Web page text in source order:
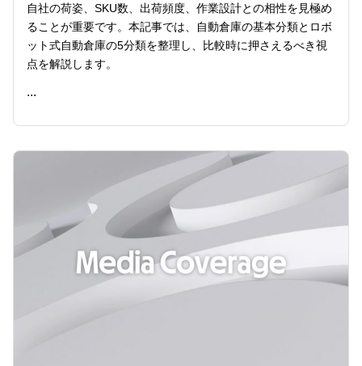
自社の荷姿、SKU数、出荷頻度、作業設計との相性を見極め
ることが重要です。本記事では、自動倉庫の基本分類とロボ
ット式自動倉庫の5分類を整理し、比較時に押さえるべき視
点を解説します。
...
READ ME